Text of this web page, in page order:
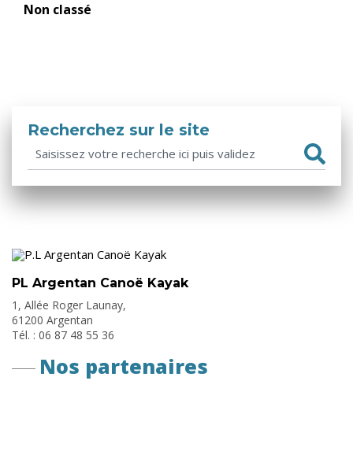
Non classé
Recherchez sur le site
PL Argentan Canoë Kayak
1, Allée Roger Launay,
61200 Argentan
Tél. : 06 87 48 55 36
Nos partenaires